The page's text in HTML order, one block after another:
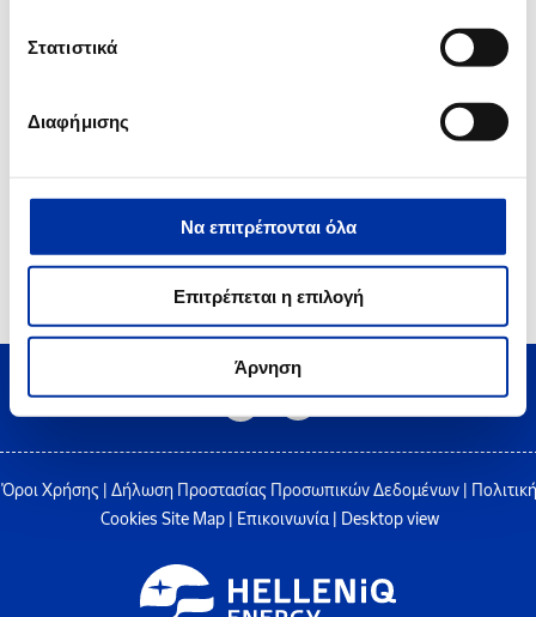
Στατιστικά
Διαφήμισης
Να επιτρέπονται όλα
Επιτρέπεται η επιλογή
Άρνηση
2 3 4 5 6
Όροι Χρήσης Δήλωση Προστασίας Προσωπικών Δεδομένων
Πολιτική
Cookies Site Map| Επικοινωνία| Desktop view